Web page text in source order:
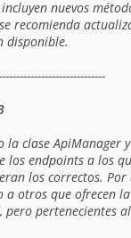
nuevos
recomienda
disponible.
la clase ApiManager
los endpoints a los
los correctos. Por
a otros que ofrecen
pero pertenecientes